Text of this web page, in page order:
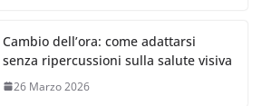
Cambio dell’ora: come adattarsi
senza ripercussioni sulla salute visiva
26 Marzo 2026